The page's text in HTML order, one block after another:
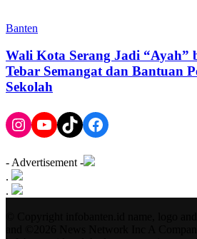
Banten
Wali Kota Serang Jadi “Ayah”
Tebar Semangat dan Bantuan
Sekolah
Instagram
YouTube
TikTokFacebook
- Advertisement -
.
.